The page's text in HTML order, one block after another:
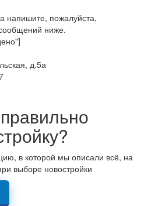
напишите, пожалуйста,
ниже.
д.5а
в которой мы описали всё, на
выборе новостройки